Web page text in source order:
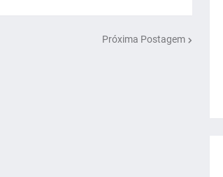
Próxima Postagem